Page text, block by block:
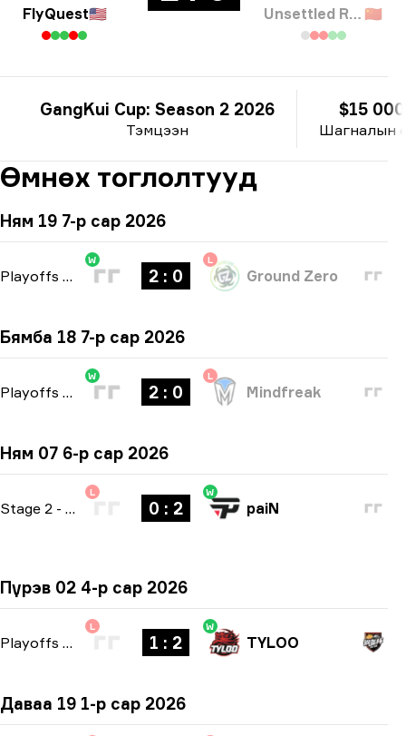
FlyQuest🇺🇸 Unsettled Resentment 🇨🇳
Тэмцээн
GangKui Cup: Season 2 2026
Шагналын
$15 000
Өмнөх тоглолтууд
Ням 19 7-р сар 2026
Playoffs bo3
W
2 : 0
L
Ground Zero
Бямба 18 7-р сар 2026
Playoffs bo3
W
2 : 0
L
Mindfreak
Ням 07 6-р сар 2026
Stage 2 - bo3
L
0 : 2
W
paiN
Пүрэв 02 4-р сар 2026
Playoffs
L
1 : 2
W
TYLOO
Даваа 19 1-р сар 2026